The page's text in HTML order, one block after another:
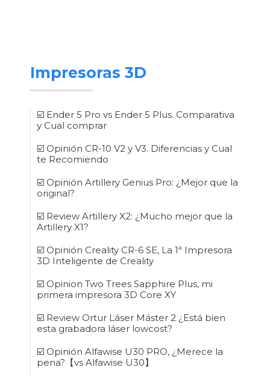
Impresoras 3D
☑️ Ender 5 Pro vs Ender 5 Plus. Comparativa
y Cual comprar
☑️ Opinión CR-10 V2 y V3. Diferencias y Cual
te Recomiendo
☑️ Opinión Artillery Genius Pro: ¿Mejor que la
original?
☑️ Review Artillery X2: ¿Mucho mejor que la
Artillery X1?
☑️ Opinión Creality CR-6 SE, La 1ª Impresora
3D Inteligente de Creality
☑️ Opinion Two Trees Sapphire Plus, mi
primera impresora 3D Core XY
☑️ Review Ortur Láser Máster 2 ¿Está bien
esta grabadora láser lowcost?
☑️ Opinión Alfawise U30 PRO, ¿Merece la
pena?【vs Alfawise U30】